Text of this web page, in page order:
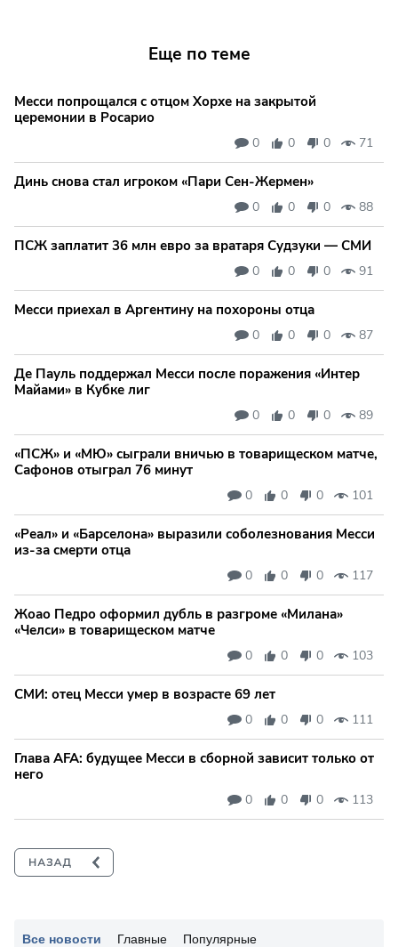
Все новости Главные Популярные
Еще по теме
Месси попрощался с отцом Хорхе на закрытой
церемонии в Росарио
0 0 0 71
Динь снова стал игроком «Пари Сен-Жермен»
0 0 0 88
ПСЖ заплатит 36 млн евро за вратаря Судзуки — СМИ
0 0 0 91
Месси приехал в Аргентину на похороны отца
0 0 0 87
Де Пауль поддержал Месси после поражения «Интер
Майами» в Кубке лиг
0 0 0 89
«ПСЖ» и «МЮ» сыграли вничью в товарищеском матче,
Сафонов отыграл 76 минут
0 0 0 101
«Реал» и «Барселона» выразили соболезнования Месси
из-за смерти отца
0 0 0 117
Жоао Педро оформил дубль в разгроме «Милана»
«Челси» в товарищеском матче
0 0 0 103
СМИ: отец Месси умер в возрасте 69 лет
0 0 0 111
Глава AFA: будущее Месси в сборной зависит только от
него
0 0 0 113